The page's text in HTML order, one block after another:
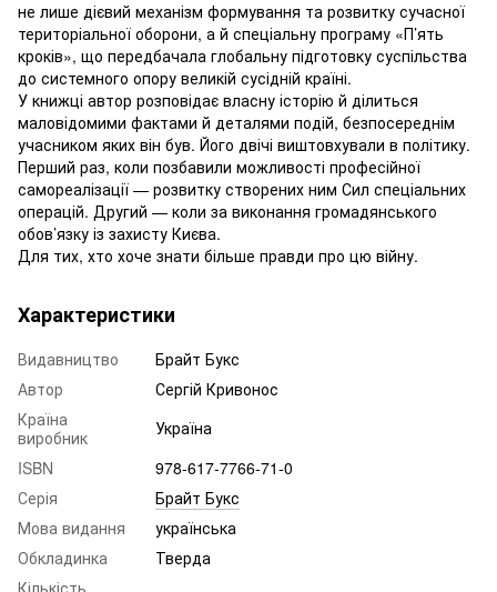
не лише дієвий механізм формування та розвитку сучасної
територіальної оборони, а й спеціальну програму «П’ять
кроків», що передбачала глобальну підготовку суспільства
до системного опору великій сусідній країні.
У книжці автор розповідає власну історію й ділиться
маловідомими фактами й деталями подій, безпосереднім
учасником яких він був. Його двічі виштовхували в політику.
Перший раз, коли позбавили можливості професійної
самореалізації — розвитку створених ним Сил спеціальних
операцій. Другий — коли за виконання громадянського
обов’язку із захисту Києва.
Для тих, хто хоче знати більше правди про цю війну.
Характеристики
Видавництво
Брайт Букс
Автор
Сергій Кривонос
Країна
виробник
Україна
ISBN
978-617-7766-71-0
Серія
Брайт Букс
Мова видання
українська
Обкладинка
Тверда
Кількість